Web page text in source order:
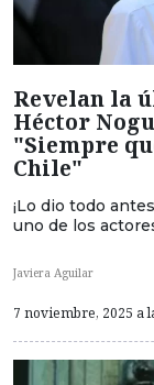
Revelan la
Héctor
"Siempre
Chile"
¡Lo dio todo
uno de los
Javiera Aguilar
7 noviembre, 2025 a